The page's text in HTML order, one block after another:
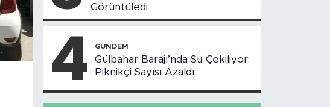
Görüntüledi
4 GÜNDEM
Gülbahar Barajı’nda Su Çekiliyor:
Piknikçi Sayısı Azaldı